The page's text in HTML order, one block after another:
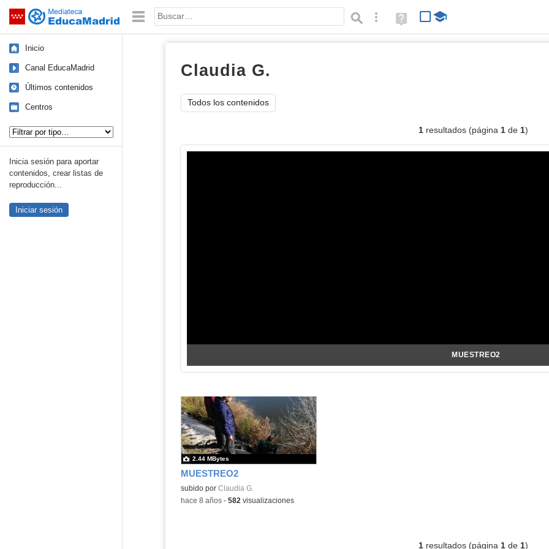
Saltar navegación Palabra o frase: Búsqueda avanzada
Ayuda
(en
Inicio
Canal EducaMadrid
Últimos contenidos
Centros
Inicia sesión para aportar
contenidos, crear listas de
reproducción...
Iniciar sesión
Claudia G.
Todos los contenidos
1resultados (página 1de 1)
MUESTREO2
MUESTREO2
subido por Claudia G.
2.44 MBytes
-hace 8 años- 582 visualizaciones
1resultados (página 1de 1)